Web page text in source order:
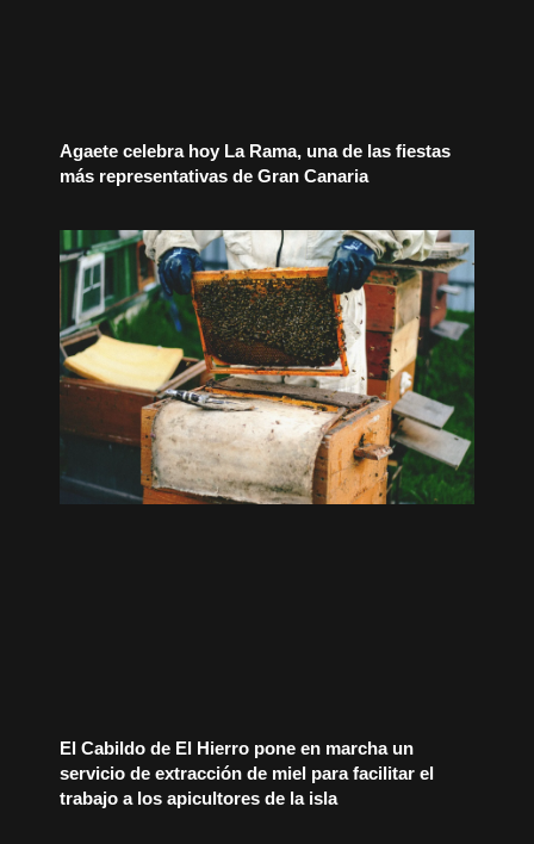
Agaete celebra hoy La Rama, una de las fiestas
más representativas de Gran Canaria
El Cabildo de El Hierro pone en marcha un
servicio de extracción de miel para facilitar el
trabajo a los apicultores de la isla